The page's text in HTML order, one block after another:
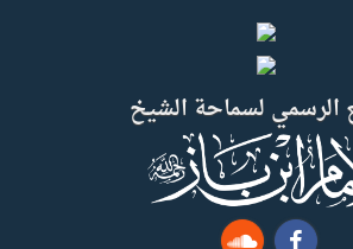
الرسمي لسماحة الشيخ